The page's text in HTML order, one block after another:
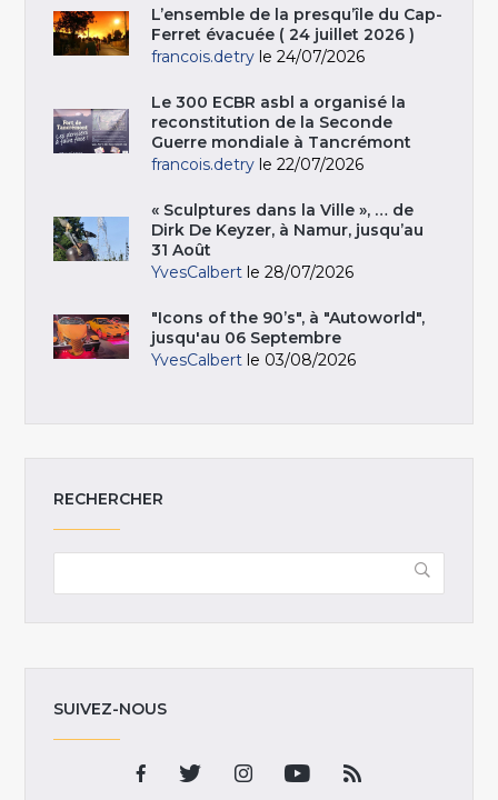
L’ensemble de la presqu’île du Cap-
Ferret évacuée ( 24 juillet 2026 )
francois.detry le 24/07/2026
Le 300 ECBR asbl a organisé la
reconstitution de la Seconde
Guerre mondiale à Tancrémont
francois.detry le 22/07/2026
« Sculptures dans la Ville », … de
Dirk De Keyzer, à Namur, jusqu’au
31 Août
YvesCalbert le 28/07/2026
"Icons of the 90’s", à "Autoworld",
jusqu'au 06 Septembre
YvesCalbert le 03/08/2026
RECHERCHER
SUIVEZ-NOUS